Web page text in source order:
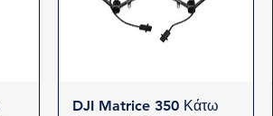
Γρήγορη προβολή
DJI Matrice 350 Κάτω